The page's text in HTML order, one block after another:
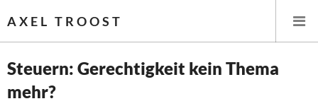
AXEL TROOST
Startseite
Steuern: Gerechtigkeit kein Thema
mehr?